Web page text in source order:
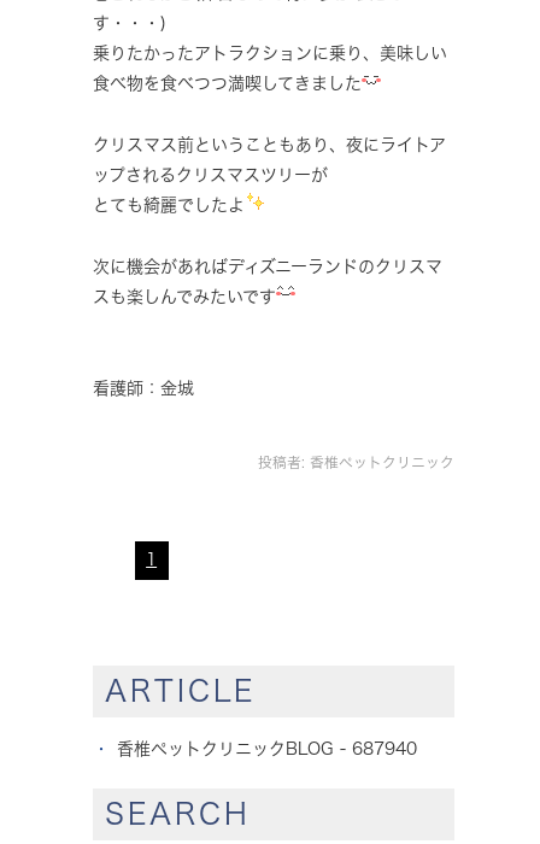
す・・・)
乗りたかったアトラクションに乗り、美味しい
食べ物を食べつつ満喫してきました
クリスマス前ということもあり、夜にライトア
ップされるクリスマスツリーが
とても綺麗でしたよ
次に機会があればディズニーランドのクリスマ
スも楽しんでみたいです
看護師：金城
投稿者: 香椎ペットクリニック
ARTICLE
香椎ペットクリニックBLOG - 687940
SEARCH